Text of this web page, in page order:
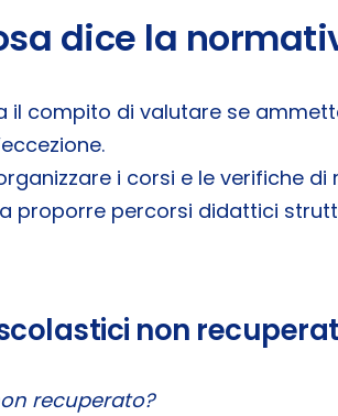
dice la
il compito di valutare se
i corsi e le verifiche di
proporre percorsi didattici
non
recuperato?